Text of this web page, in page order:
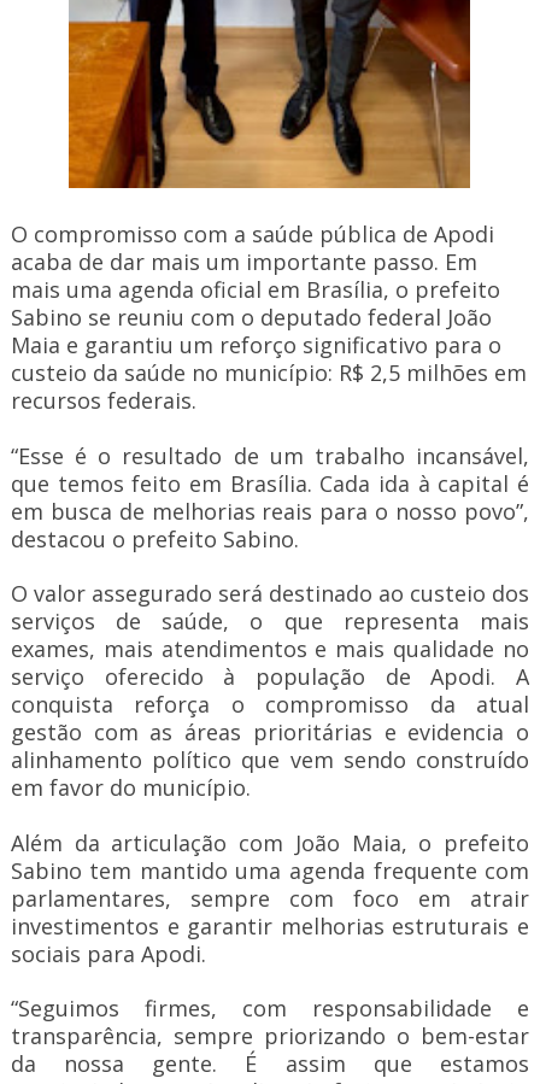
O compromisso com a saúde pública de Apodi
acaba de dar mais um importante passo. Em
mais uma agenda oficial em Brasília, o prefeito
Sabino se reuniu com o deputado federal João
Maia e garantiu um reforço significativo para o
custeio da saúde no município: R$ 2,5 milhões em
recursos federais.
“Esse é o resultado de um trabalho incansável,
que temos feito em Brasília. Cada ida à capital é
em busca de melhorias reais para o nosso povo”,
destacou o prefeito Sabino.
O valor assegurado será destinado ao custeio dos
serviços de saúde, o que representa mais
exames, mais atendimentos e mais qualidade no
serviço oferecido à população de Apodi. A
conquista reforça o compromisso da atual
gestão com as áreas prioritárias e evidencia o
alinhamento político que vem sendo construído
em favor do município.
Além da articulação com João Maia, o prefeito
Sabino tem mantido uma agenda frequente com
parlamentares, sempre com foco em atrair
investimentos e garantir melhorias estruturais e
sociais para Apodi.
“Seguimos firmes, com responsabilidade e
transparência, sempre priorizando o bem-estar
da nossa gente. É assim que estamos